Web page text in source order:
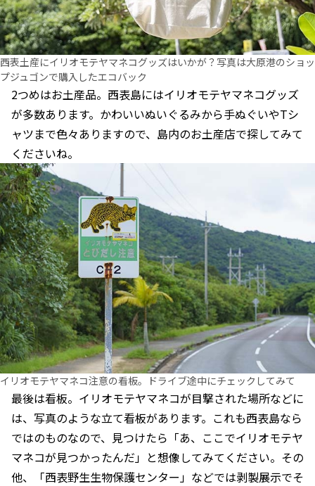
西表土産にイリオモテヤマネコグッズはいかが？写真は大原港のショッ
プジュゴンで購入したエコバック
2つめはお土産品。西表島にはイリオモテヤマネコグッズ
が多数あります。かわいいぬいぐるみから手ぬぐいやTシ
ャツまで色々ありますので、島内のお土産店で探してみて
くださいね。
イリオモテヤマネコ注意の看板。ドライブ途中にチェックしてみて
最後は看板。イリオモテヤマネコが目撃された場所などに
は、写真のような立て看板があります。これも西表島なら
ではのものなので、見つけたら「あ、ここでイリオモテヤ
マネコが見つかったんだ」と想像してみてください。その
他、「西表野生生物保護センター」などでは剥製展示でそ